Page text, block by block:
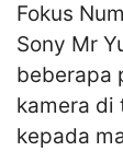
Fokus
Sony Mr
beberapa
kamera di
kepada